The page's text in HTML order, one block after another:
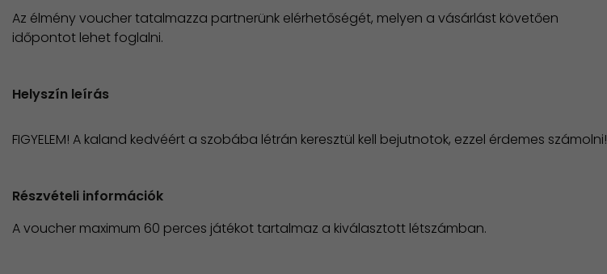
Az élmény voucher tatalmazza partnerünk elérhetőségét, melyen a vásárlást követően
időpontot lehet foglalni.
Helyszín leírás
FIGYELEM! A kaland kedvéért a szobába létrán keresztül kell bejutnotok, ezzel érdemes számolni!
Részvételi információk
A voucher maximum 60 perces játékot tartalmaz a kiválasztott létszámban.